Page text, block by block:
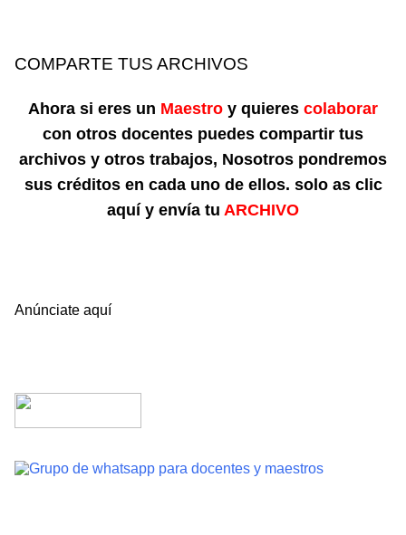
COMPARTE TUS ARCHIVOS
Ahora si eres un Maestro y quieres colaborar
con otros docentes puedes compartir tus
archivos y otros trabajos, Nosotros pondremos
sus créditos en cada uno de ellos. solo as clic
aquí y envía tu ARCHIVO
Anúnciate aquí